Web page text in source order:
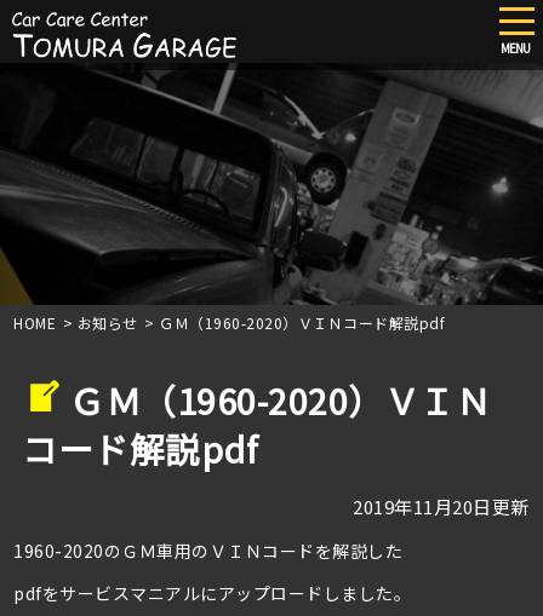
content
MENU
HOME > お知らせ > ＧＭ（1960-2020）ＶＩＮコード解説pdf
ＧＭ（1960-2020）ＶＩＮ
コード解説pdf
2019年11月20日更新
1960-2020のＧＭ車用のＶＩＮコードを解説した
pdfをサービスマニアルにアップロードしました。